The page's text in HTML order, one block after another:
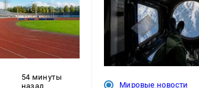
54 минуты
назад
Мировые новости